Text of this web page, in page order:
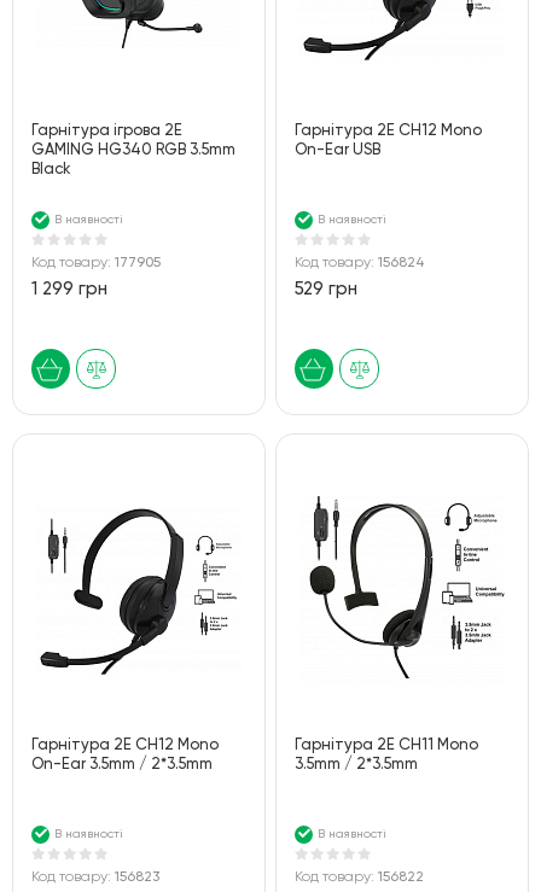
Гарнітура ігрова 2E
GAMING HG340 RGB 3.5mm
Black
В наявності
Код товару: 177905
1 299 грн
Гарнітура 2E CH12 Mono
On-Ear USB
В наявності
Код товару:156824
529 грн
Гарнітура 2E CH12 Mono
On-Ear 3.5mm / 2*3.5mm
В наявності
Код товару: 156823
Гарнітура 2E CH11 Mono
3.5mm / 2*3.5mm
В наявності
Код товару:156822